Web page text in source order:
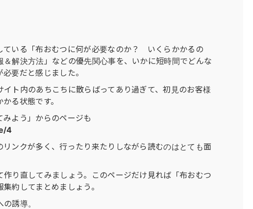
ている「布おむつに何が必要なのか？ いくらかかるの
解決方法」などの優先関心事を、いかに短時間でどんな
要だと感じました。
ト内のあちこちに散らばってあり過ぎて、初見のお客様
る状態です。
よう」からのページも
4
ンクが多く、行ったり来たりしながら読むのはとても面
り直してみましょう。このページだけ見れば「布おむつ
約してまとめましょう。
誘導。